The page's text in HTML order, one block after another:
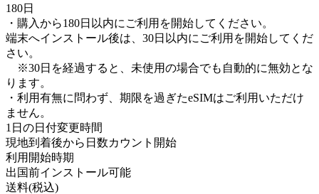
180日
・購入から180日以内にご利用を開始してください。
端末へインストール後は、30日以内にご利用を開始してくだ
さい。
※30日を経過すると、未使用の場合でも自動的に無効とな
ります。
・利用有無に問わず、期限を過ぎたeSIMはご利用いただけ
ません。
1日の日付変更時間
現地到着後から日数カウント開始
利用開始時期
出国前インストール可能
送料(税込)